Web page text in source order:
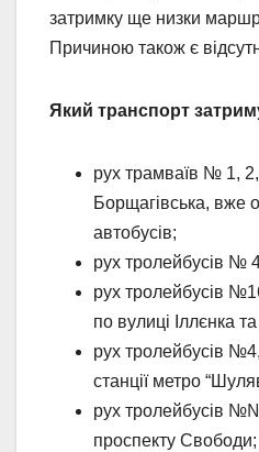
затримку ще низки
Причиною також є
Який транспорт
рух трамваїв № 1,
Борщагівська, вже
автобусів;
рух тролейбусів №
рух тролейбусів
по вулиці Іллєнка
рух тролейбусів
станції метро
рух тролейбусів
проспекту Свободи;